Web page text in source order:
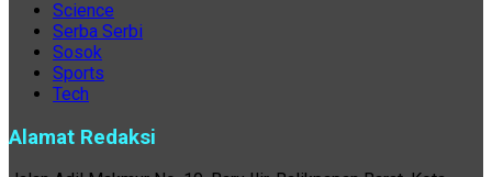
Science
Serba Serbi
Sosok
Sports
Tech
Alamat Redaksi